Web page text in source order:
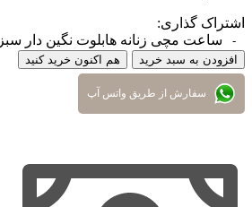
اشتراک گذاری:
ساعت مچی زنانه هابلوت نگین دار سبز Hublot عدد
افزودن به سبد خرید هم اکنون خرید کنید
سفارش از طریق واتس آپ